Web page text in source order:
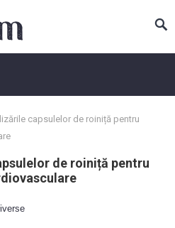
capsulelor de roiniță pentru
de roiniță pentru